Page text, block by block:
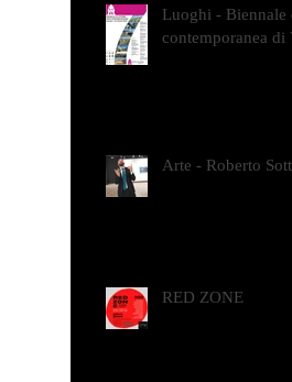
Luoghi - Biennale
contemporanea di
Arte - Roberto
RED ZONE